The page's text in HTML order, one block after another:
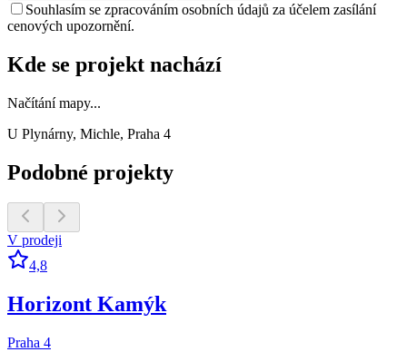
Souhlasím se zpracováním osobních údajů za účelem zasílání
cenových upozornění.
Kde se projekt nachází
Načítání mapy...
U Plynárny, Michle, Praha 4
Podobné projekty
V prodeji
4,8
Horizont Kamýk
Praha 4